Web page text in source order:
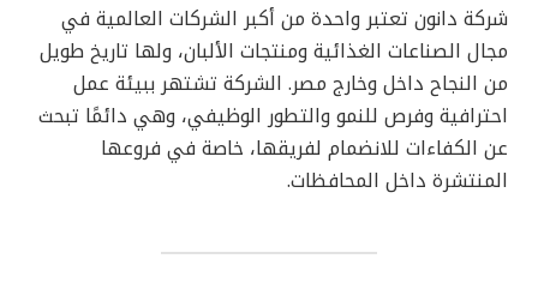
شركة دانون تعتبر واحدة من أكبر الشركات العالمية في
مجال الصناعات الغذائية ومنتجات الألبان، ولها تاريخ طويل
من النجاح داخل وخارج مصر. الشركة تشتهر ببيئة عمل
احترافية وفرص للنمو والتطور الوظيفي، وهي دائمًا تبحث
عن الكفاءات للانضمام لفريقها، خاصة في فروعها
المنتشرة داخل المحافظات.